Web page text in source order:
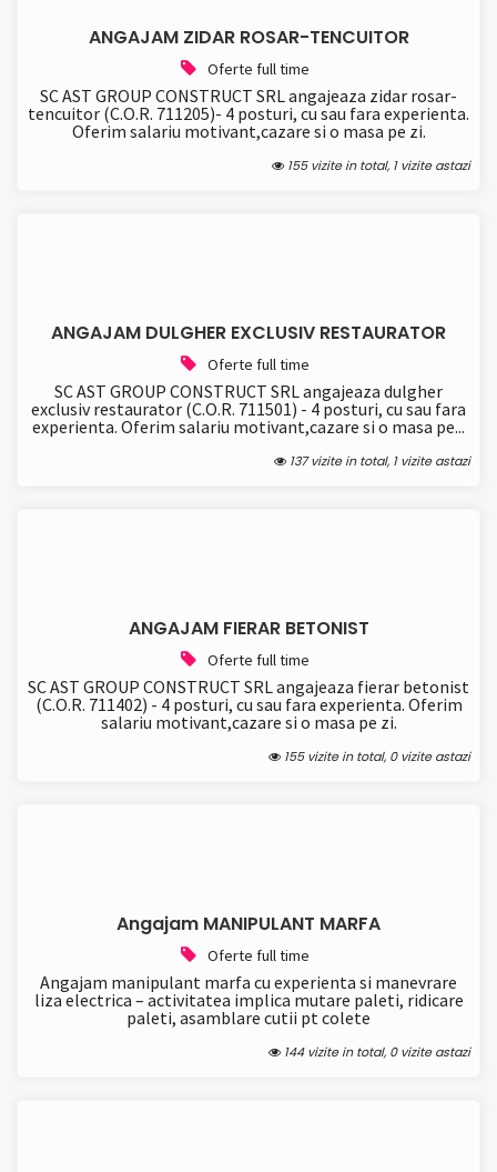
ANGAJAM ZIDAR ROSAR-TENCUITOR
Oferte full time
SC AST GROUP CONSTRUCT SRL angajeaza zidar rosar-
tencuitor (C.O.R. 711205)- 4 posturi, cu sau fara experienta.
Oferim salariu motivant,cazare si o masa pe zi.
155 vizite in total, 1 vizite astazi
ANGAJAM DULGHER EXCLUSIV RESTAURATOR
Oferte full time
SC AST GROUP CONSTRUCT SRL angajeaza dulgher
exclusiv restaurator (C.O.R. 711501) - 4 posturi, cu sau fara
experienta. Oferim salariu motivant,cazare si o masa pe...
137 vizite in total, 1 vizite astazi
ANGAJAM FIERAR BETONIST
Oferte full time
SC AST GROUP CONSTRUCT SRL angajeaza fierar betonist
(C.O.R. 711402) - 4 posturi, cu sau fara experienta. Oferim
salariu motivant,cazare si o masa pe zi.
155 vizite in total, 0 vizite astazi
Angajam MANIPULANT MARFA
Oferte full time
Angajam manipulant marfa cu experienta si manevrare
liza electrica – activitatea implica mutare paleti, ridicare
paleti, asamblare cutii pt colete
144 vizite in total, 0 vizite astazi